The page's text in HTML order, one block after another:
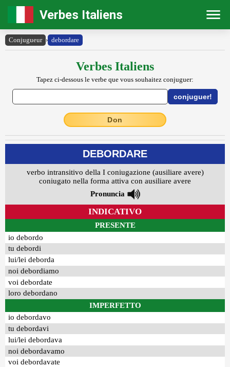
Verbes Italiens
Conjugueur › debordare
Verbes Italiens
Tapez ci-dessous le verbe que vous souhaitez conjuguer:
Don
DEBORDARE
verbo intransitivo della I coniugazione (ausiliare avere)
coniugato nella forma attiva con ausiliare avere
Pronuncia
INDICATIVO
PRESENTE
io debordo
tu debordi
lui/lei deborda
noi debordiamo
voi debordate
loro debordano
IMPERFETTO
io debordavo
tu debordavi
lui/lei debordava
noi debordavamo
voi debordavate